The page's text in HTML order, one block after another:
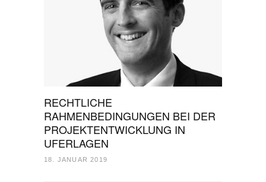
RECHTLICHE
RAHMENBEDINGUNGEN BEI DER
PROJEKTENTWICKLUNG IN
UFERLAGEN
18. JANUAR 2019